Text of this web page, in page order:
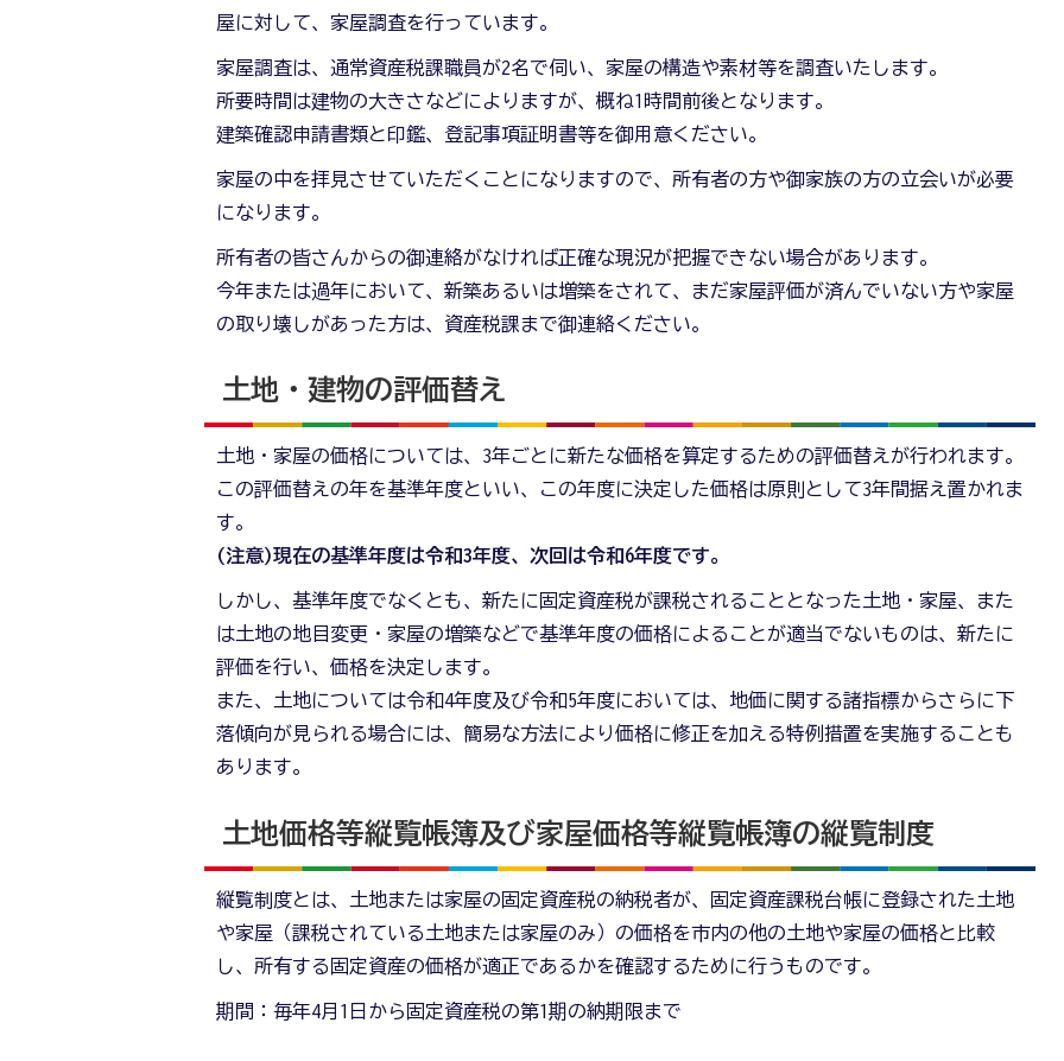
屋に対して、家屋調査を行っています。
家屋調査は、通常資産税課職員が2名で伺い、家屋の構造や素材等を調査いたします。
所要時間は建物の大きさなどによりますが、概ね1時間前後となります。
建築確認申請書類と印鑑、登記事項証明書等を御用意ください。
家屋の中を拝見させていただくことになりますので、所有者の方や御家族の方の立会いが必要
になります。
所有者の皆さんからの御連絡がなければ正確な現況が把握できない場合があります。
今年または過年において、新築あるいは増築をされて、まだ家屋評価が済んでいない方や家屋
の取り壊しがあった方は、資産税課まで御連絡ください。
土地・建物の評価替え
土地・家屋の価格については、3年ごとに新たな価格を算定するための評価替えが行われます。
この評価替えの年を基準年度といい、この年度に決定した価格は原則として3年間据え置かれま
す。
(注意)現在の基準年度は令和3年度、次回は令和6年度です。
しかし、基準年度でなくとも、新たに固定資産税が課税されることとなった土地・家屋、また
は土地の地目変更・家屋の増築などで基準年度の価格によることが適当でないものは、新たに
評価を行い、価格を決定します。
また、土地については令和4年度及び令和5年度においては、地価に関する諸指標からさらに下
落傾向が見られる場合には、簡易な方法により価格に修正を加える特例措置を実施することも
あります。
土地価格等縦覧帳簿及び家屋価格等縦覧帳簿の縦覧制度
縦覧制度とは、土地または家屋の固定資産税の納税者が、固定資産課税台帳に登録された土地
や家屋（課税されている土地または家屋のみ）の価格を市内の他の土地や家屋の価格と比較
し、所有する固定資産の価格が適正であるかを確認するために行うものです。
期間：毎年4月1日から固定資産税の第1期の納期限まで